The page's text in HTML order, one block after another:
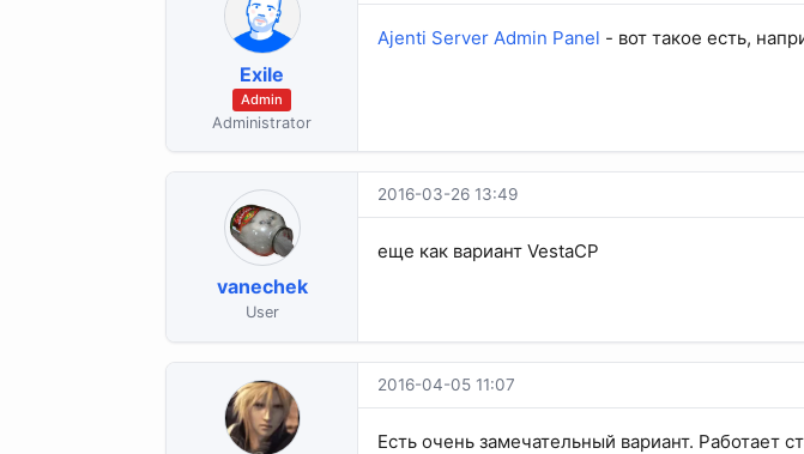
Exile
Admin
Administrator
Ajenti Server Admin Panel - вот такое есть,
vanechek
User
2016-03-26 13:49
еще как вариант VestaCP
2016-04-05 11:07
Есть очень замечательный вариант. Работает